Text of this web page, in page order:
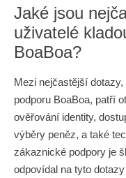
Jaké jsou
uživatelé
BoaBoa?
Mezi nejčastější
podporu BoaBoa, patří
ověřování identity,
výběry peněz, a také
zákaznické podpory je
odpovídal na tyto